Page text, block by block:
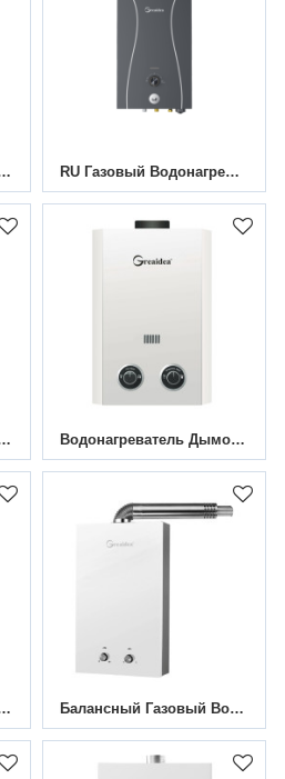
Температуры JSQ-CT2(13л) Поддержка OEM&ODM RU Газовый Водонагреватель Дымоходного Канала JSD*-D1
Дымоходного Канала JSD11-D1 Водонагреватель Дымоходного Газа JSD-D14
Постоянной Температуры JSW-1 Балансный Газовый Водонагреватель JSB-B1